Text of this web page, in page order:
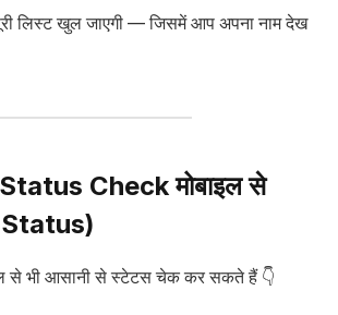
लिस्ट खुल जाएगी — जिसमें आप अपना नाम देख
Check मोबाइल से
से भी आसानी से स्टेटस चेक कर सकते हैं 👇